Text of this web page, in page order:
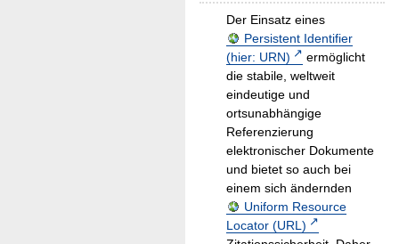
Der Einsatz eines
Persistent Identifier
(hier: URN)
ermöglicht
die stabile, weltweit
eindeutige und
ortsunabhängige
Referenzierung
elektronischer Dokumente
und bietet so auch bei
einem sich ändernden
Uniform Resource
Locator (URL)